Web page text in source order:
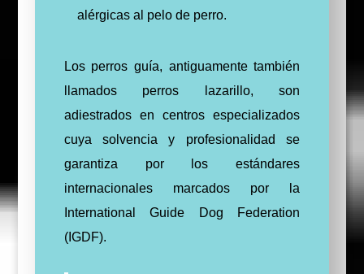
alérgicas al pelo de perro.
Los perros guía, antiguamente también
llamados perros lazarillo, son
adiestrados en centros especializados
cuya solvencia y profesionalidad se
garantiza por los estándares
internacionales marcados por la
International Guide Dog Federation
(IGDF).